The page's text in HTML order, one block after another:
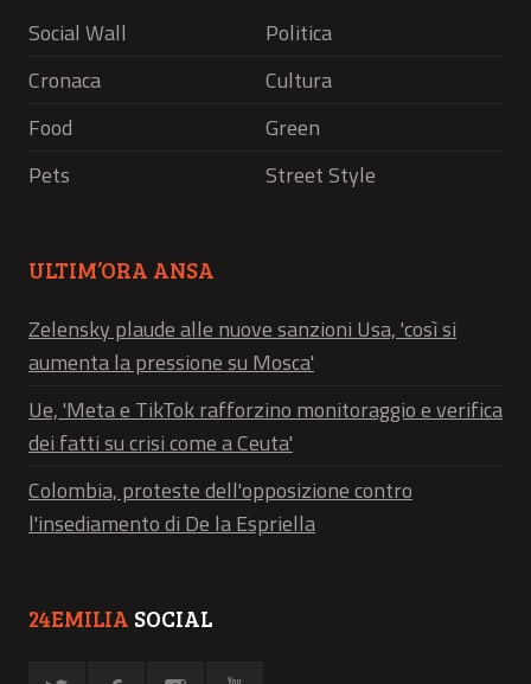
Social Wall
Politica
Cronaca
Cultura
Food
Green
Pets
Street Style
ULTIM’ORA ANSA
Zelensky plaude alle nuove sanzioni Usa, 'così si
aumenta la pressione su Mosca'
Ue, 'Meta e TikTok rafforzino monitoraggio e verifica
dei fatti su crisi come a Ceuta'
Colombia, proteste dell'opposizione contro
l'insediamento di De la Espriella
24EMILIA SOCIAL